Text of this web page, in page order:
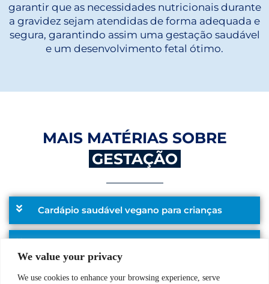
We value your privacy
We use cookies to enhance your browsing experience, serve
garantir que as necessidades nutricionais durante
a gravidez sejam atendidas de forma adequada e
segura, garantindo assim uma gestação saudável
e um desenvolvimento fetal ótimo.
MAIS MATÉRIAS SOBRE
GESTAÇÃO
Cardápio saudável vegano para crianças
Guia completo para o chá de bebê